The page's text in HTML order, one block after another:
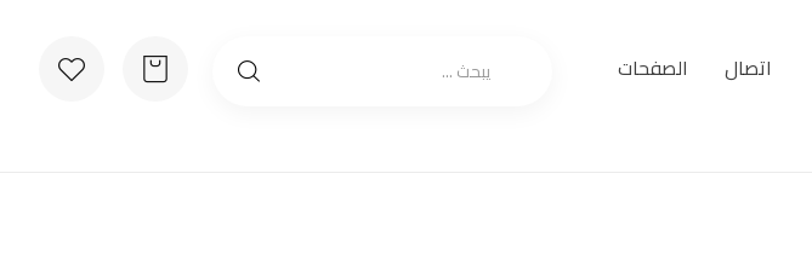
اتصال الصفحات